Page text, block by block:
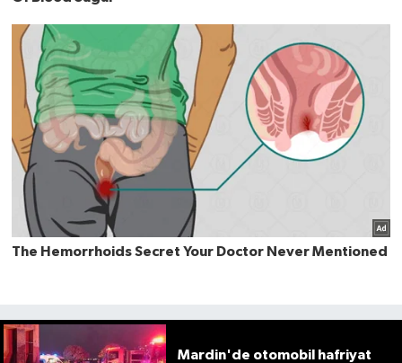
Mardin'de otomobil hafriyat